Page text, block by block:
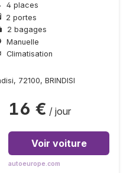
4 places
2 portes
2 bagages
Manuelle
Climatisation
72100, BRINDISI
16 € / jour
Voir voiture
autoeurope.com